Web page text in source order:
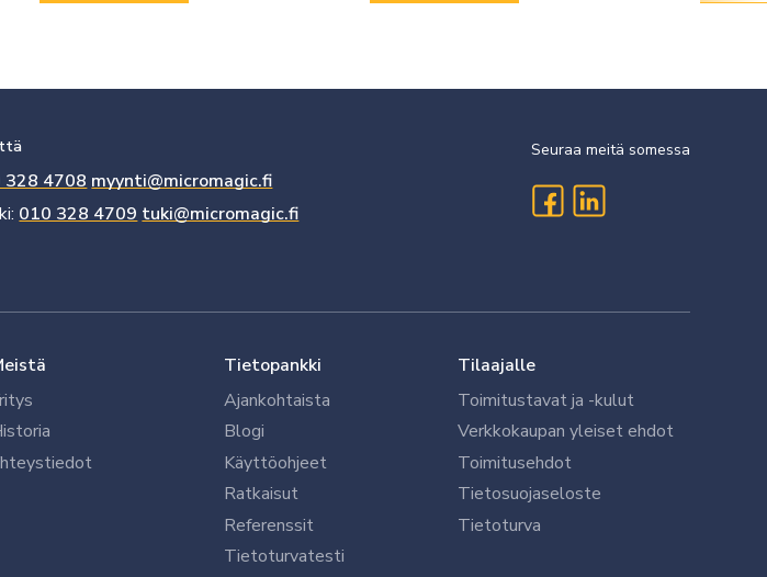
328 4708 myynti@micromagic.fi
010 328 4709 tuki@micromagic.fi
Seuraa meitä somessa
Tietopankki
Ajankohtaista
Blogi
Käyttöohjeet
Ratkaisut
Referenssit
Tietoturvatesti
Tilaajalle
Toimitustavat ja -kulut
Verkkokaupan yleiset ehdot
Toimitusehdot
Tietosuojaseloste
Tietoturva